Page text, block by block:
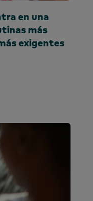
en una
más
exigentes